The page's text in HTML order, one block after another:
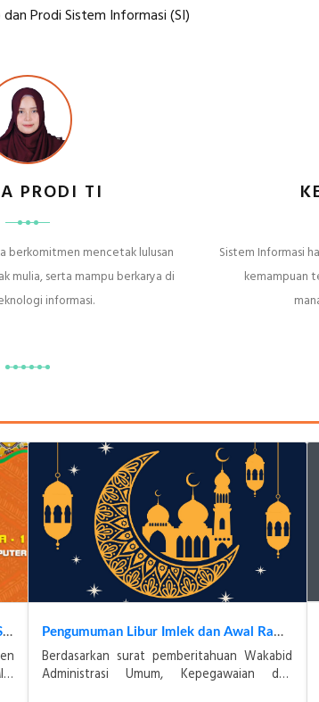
Prodi Sistem Informasi (SI)
PRODI TI
berkomitmen mencetak lulusan
mulia, serta mampu berkarya di
informasi.
Sistem Informasi
kemampuan
Dies Natalis ke-23 dan Wisuda ke-21 STIMIK Banjarbaru Tahun 2026 : Refleksi Mutu Baik Sekali sebagai Komitmen STIMIK Banjarbaru dalam Mencetak Generasi Digital yang Kompeten dan Berkarakter Pengumuman Libur Imlek dan Awal Ramadan 2026
Berdasarkan surat pemberitahuan Wakabid
Administrasi Umum, Kepegawaian dan